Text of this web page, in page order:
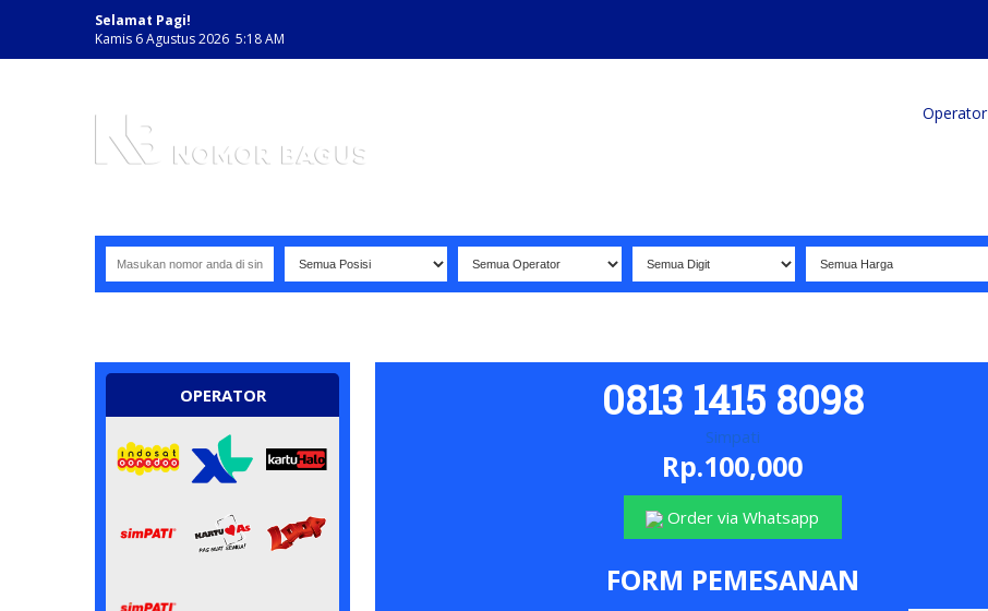
Selamat Pagi!
Kamis 6 Agustus 2026 5:18 AM
Operator
OPERATOR 0813 1415 8098
Simpati
Rp.100,000
Order via Whatsapp
FORM PEMESANAN